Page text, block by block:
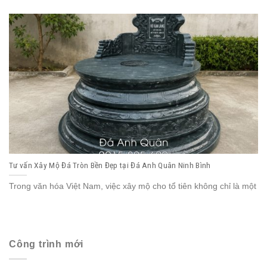
Tư vấn Xây Mộ Đá Tròn Bền Đẹp tại Đá Anh Quân Ninh Bình
Trong văn hóa Việt Nam, việc xây mộ cho tổ tiên không chỉ là một
Công trình mới